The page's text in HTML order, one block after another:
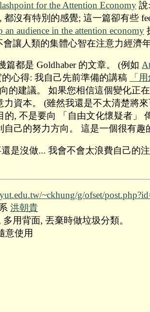
for the Attention Economy 說
沒有特別的感覺; 這一篇卻有些
an audience in the attention economy
讓人類的集體心智在注意力經濟
篇都是 Goldhaber 的文章。 (例如
心得: 我自己先前準備的講稿
「
的建議。 如果您相信這個變化正
資本。 (雖然我還是不太清楚將
的, 不是要向 「自由文化懷疑者
己的努力方向。 這是一個很有
是沒做... 我會不會太浪費自己的
~ckhung/g/ofset/
洪朝貴
多用背面, 丟棄時做垃圾分類。
意使用